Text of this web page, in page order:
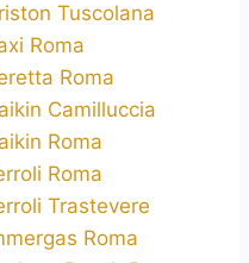
Tuscolana
Roma
Roma
Camilluccia
Roma
Roma
Trastevere
Roma